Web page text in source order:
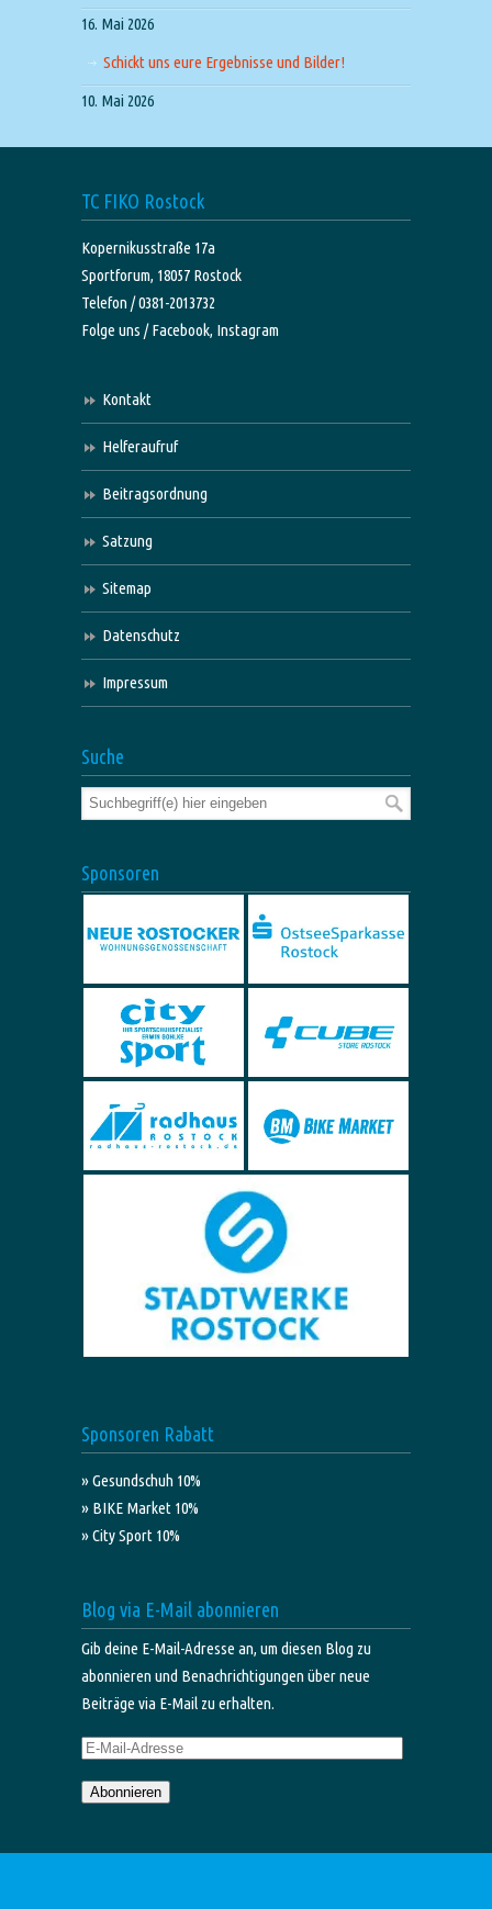
16. Mai 2026
Schickt uns eure Ergebnisse und Bilder!
10. Mai 2026
TC FIKO Rostock
Kopernikusstraße 17a
Sportforum, 18057 Rostock
Telefon / 0381-2013732
Folge uns /Facebook, Instagram
Kontakt
Helferaufruf
Beitragsordnung
Satzung
Sitemap
Datenschutz
Impressum
Suche
Sponsoren
Sponsoren Rabatt
» Gesundschuh 10%
» BIKE Market 10%
» City Sport 10%
Blog via E-Mail abonnieren
Gib deine E-Mail-Adresse an, um diesen Blog zu
abonnieren und Benachrichtigungen über neue
Beiträge via E-Mail zu erhalten.
E-
Adresse
Abonnieren